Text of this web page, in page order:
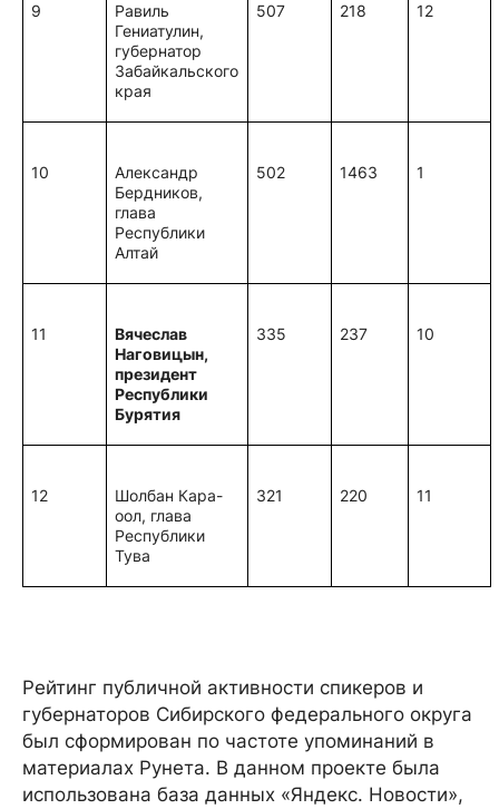
9
Равиль
Гениатулин,
губернатор
Забайкальского
края
507 218 12
10
Александр
Бердников,
глава
Республики
Алтай
502 1463 1
11
Вячеслав
Наговицын,
президент
Республики
Бурятия
335 237 10
12
Шолбан Кара-
оол, глава
Республики
Тува
321 220 11
Рейтинг публичной активности спикеров и
губернаторов Сибирского федерального округа
был сформирован по частоте упоминаний в
материалах Рунета. В данном проекте была
использована база данных «Яндекс. Новости»,